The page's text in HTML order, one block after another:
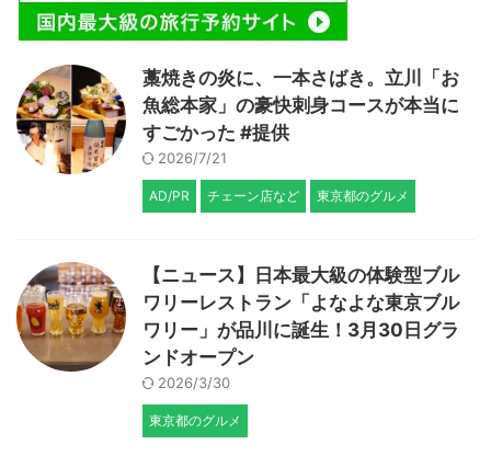
藁焼きの炎に、一本さばき。立川「お
魚総本家」の豪快刺身コースが本当に
すごかった #提供
2026/7/21
AD/PR チェーン店など 東京都のグルメ
【ニュース】日本最大級の体験型ブル
ワリーレストラン「よなよな東京ブル
ワリー」が品川に誕生！3月30日グラ
ンドオープン
2026/3/30
東京都のグルメ